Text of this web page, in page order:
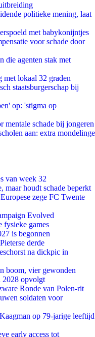
politieke mening, laat
met babykonijntjes
voor schade door
die agenten stak met
met lokaal 32 graden
staatsburgerschap bij
op: 'stigma op
schade bij jongeren
aan: extra mondelinge
van week 32
maar houdt schade beperkt
zege FC Twente
Evolved
fysieke games
is begonnen
derde
na dickpic in
boom, vier gewonden
2028 opvolgt
Ronde van Polen-rit
soldaten voor
op 79-jarige leeftijd
early access tot